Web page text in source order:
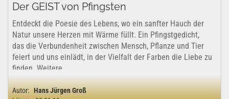
Der GEIST von Pfingsten
Entdeckt die Poesie des Lebens, wo ein sanfter Hauch der
Natur unsere Herzen mit Wärme füllt. Ein Pfingstgedicht,
das die Verbundenheit zwischen Mensch, Pflanze und Tier
feiert und uns einlädt, in der Vielfalt der Farben die Liebe zu
finden. Weitere...
Autor: Hans Jürgen Groß